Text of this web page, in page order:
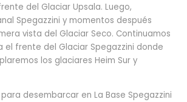
del Glaciar Upsala. Luego,
Spegazzini y momentos después
vista del Glaciar Seco. Continuamos
el frente del Glaciar Spegazzini donde
los glaciares Heim Sur y
desembarcar en La Base Spegazzini